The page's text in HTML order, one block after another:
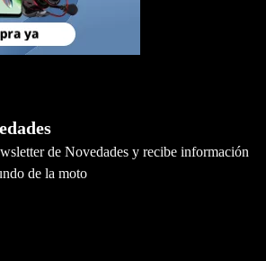
de Novedades y recibe información
de la moto